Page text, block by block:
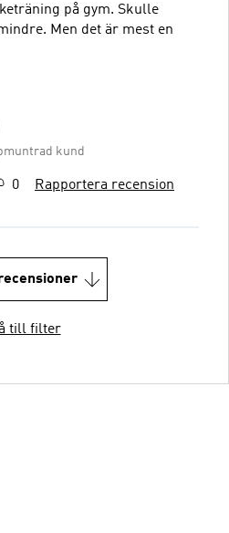
på gym. Skulle
Men det är mest en
kund
0 Rapportera recension
till filter